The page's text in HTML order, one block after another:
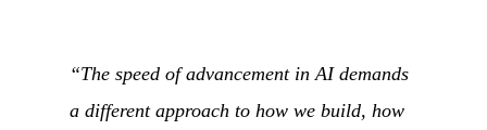
“The speed of advancement in AI demands
a different approach to how we build, how